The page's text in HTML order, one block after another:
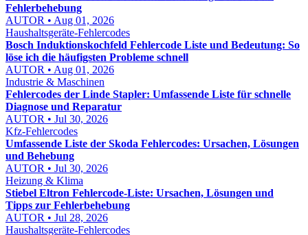
Fehlerbehebung
AUTOR • Aug 01, 2026
Haushaltsgeräte-Fehlercodes
Bosch Induktionskochfeld Fehlercode Liste und Bedeutung: So
löse ich die häufigsten Probleme schnell
AUTOR • Aug 01, 2026
Industrie & Maschinen
Fehlercodes der Linde Stapler: Umfassende Liste für schnelle
Diagnose und Reparatur
AUTOR • Jul 30, 2026
Kfz-Fehlercodes
Umfassende Liste der Skoda Fehlercodes: Ursachen, Lösungen
und Behebung
AUTOR • Jul 30, 2026
Heizung & Klima
Stiebel Eltron Fehlercode-Liste: Ursachen, Lösungen und
Tipps zur Fehlerbehebung
AUTOR • Jul 28, 2026
Haushaltsgeräte-Fehlercodes